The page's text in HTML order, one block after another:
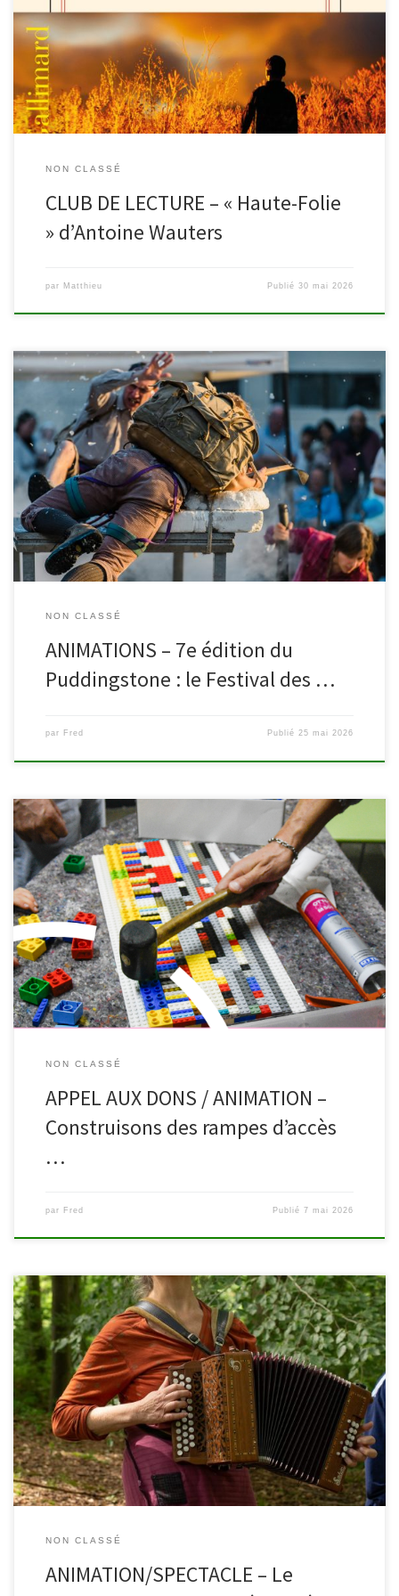
une dernière rencontre le mardi 7 juillet autour de l’ouvrage «
Haute-Folie » d’Antoine Wauters. Le club est ouvert à toutes et
tous, grandes lectrices ou petits […]
NON CLASSÉ
CLUB DE LECTURE – « Haute-Folie
» d’Antoine Wauters
par Matthieu Publié30 mai 2026
Tous les jeudis de l’été, retrouvez les bibliothèques dans les parcs
pour la septième édition du « Puddingstone Festival », le festival
des arts vivants à Malmedy et Waimes. Au programme : lectures,
contes, spectacle clownesque, musique, marionnettes, théâtre de
rue… A vos yeux et vos oreilles ! Nous vous attendons dès […]
NON CLASSÉ
ANIMATIONS – 7e édition du
Puddingstone : le Festival des …
par Fred Publié25 mai 2026
Vous avez des briques LEGO® inutilisées qui dorment dans une
caisse ou au fond d’un tiroir ? Offrez-leur une nouvelle utilité en
les déposant dans les bibliothèques de Waimes ou de Malmedy !
Les bibliothèques participent au projet collaboratif « Une rampe
pour l’accessibilité symbolique », mené avec les bibliothèques
[…]
NON CLASSÉ
APPEL AUX DONS / ANIMATION –
Construisons des rampes d’accès
…
par Fred Publié7 mai 2026
A l’initiative de la Bibliothèque Centrale de la Province de
Hainaut, le Printemps des Bibliothèques revient cette année
encore. Les activités se déroulent le vendredi 22 mai partout en
Fédération Wallonie-Bruxelles, y compris à Waimes et Malmedy.
Découvrez tout le programme ci-dessous. À la bibliothèque de
Malmedy (Place du Châtelet, […]
NON CLASSÉ
ANIMATION/SPECTACLE – Le